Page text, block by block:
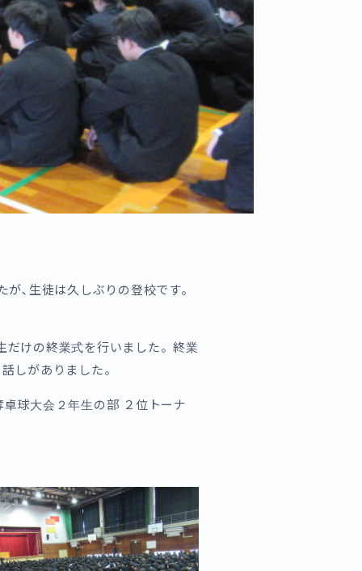
､生徒は久しぶりの登校です。
けの終業式を行いました。終業
しがありました。
球大会２年生の部 ２位トーナ